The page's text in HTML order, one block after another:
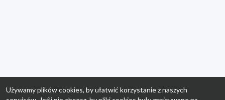
Używamy plików cookies, by ułatwić korzystanie z naszych